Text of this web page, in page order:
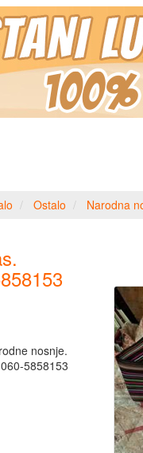
Ostalo Narodna
nosnje.
5858153